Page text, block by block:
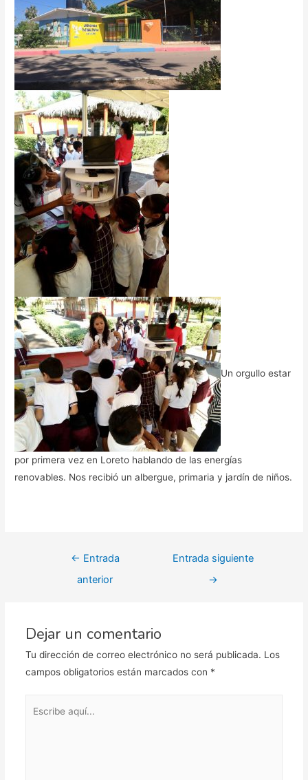
Un orgullo estar
por primera vez en Loreto hablando de las energías
renovables. Nos recibió un albergue, primaria y jardín de niños.
Navegación
← Entrada
anterior
Entrada siguiente
→
Dejar un comentario
Tu dirección de correo electrónico no será publicada. Los
campos obligatorios están marcados con *